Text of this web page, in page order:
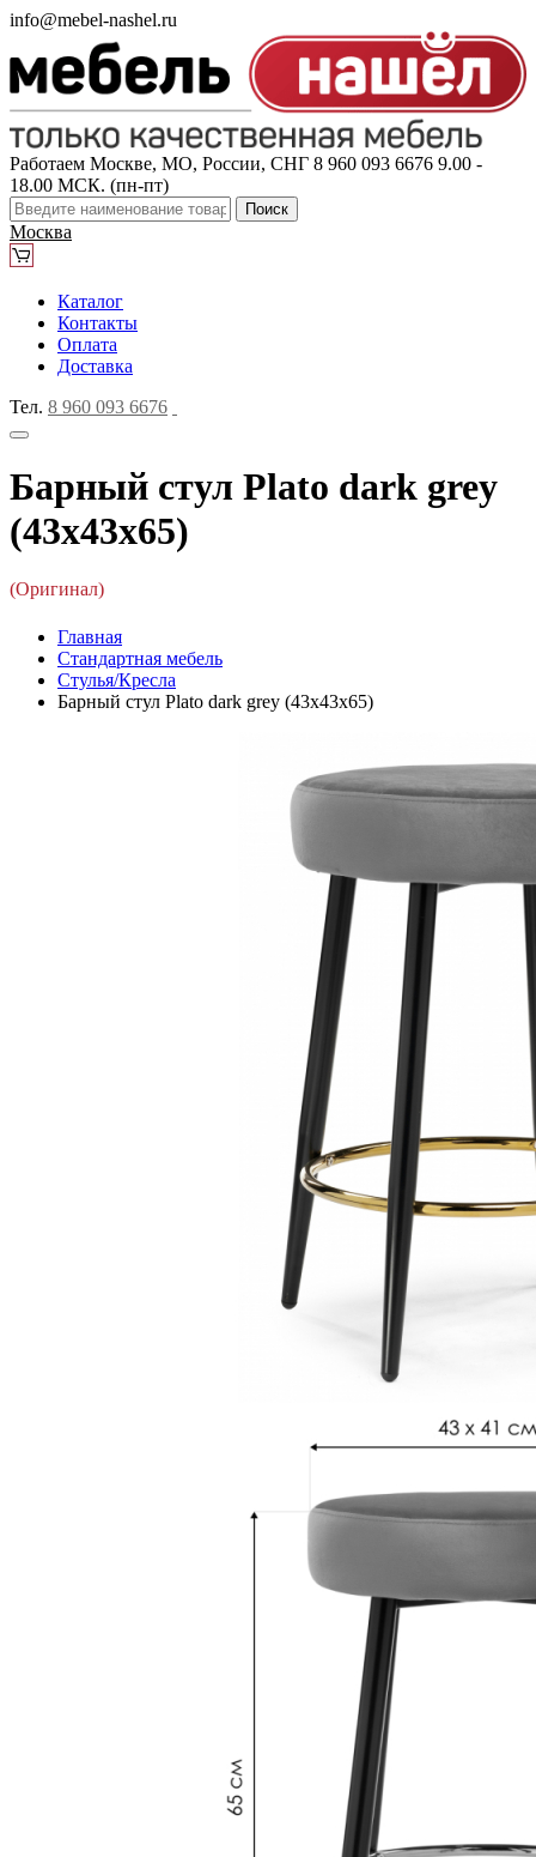
info@mebel-nashel.ru
Работаем Москве, МО, России, СНГ 8 960 093 6676 9.00 -
18.00 МСК. (пн-пт)
Поиск
Москва
Каталог
Контакты
Оплата
Доставка
Тел. 8 960 093 6676
Барный стул Plato dark grey
(43x43x65)
(Оригинал)
Главная
Стандартная мебель
Стулья/Кресла
Барный стул Plato dark grey (43x43x65)